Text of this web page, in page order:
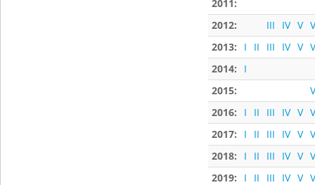
2011:
2012:
III IV V
2013:
I II III IV V
2014:
I
2015:
2016:
I II III IV V
2017:
I II III IV V
2018:
I II III IV V
2019:
I II III IV V